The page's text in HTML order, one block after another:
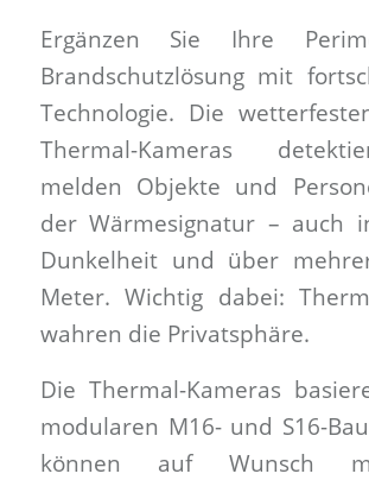
Ergänzen Sie Ihre
Brandschutzlösung mit
Technologie. Die
Thermal-Kameras
melden Objekte und
der Wärmesignatur – auch
Dunkelheit und über
Meter. Wichtig dabei:
wahren die Privatsphäre.
Die Thermal-Kameras
modularen M16- und S16-
können auf Wunsch